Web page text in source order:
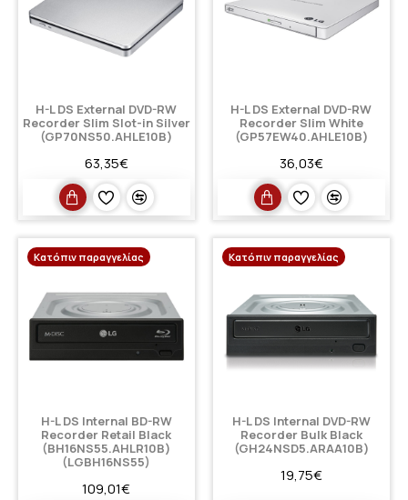
H-L DS External DVD-RW
Recorder Slim Slot-in Silver
(GP70NS50.AHLE10B)
63,35€
H-L DS External DVD-RW
Recorder Slim White
(GP57EW40.AHLE10B)
36,03€
Κατόπιν παραγγελίας
H-L DS Internal BD-RW
Recorder Retail Black
(BH16NS55.AHLR10B)
(LGBH16NS55)
109,01€
Κατόπιν παραγγελίας
H-L DS Internal DVD-RW
Recorder Bulk Black
(GH24NSD5.ARAA10B)
19,75€